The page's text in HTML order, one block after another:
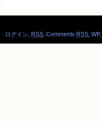
ログイン RSS Comments RSS WP,